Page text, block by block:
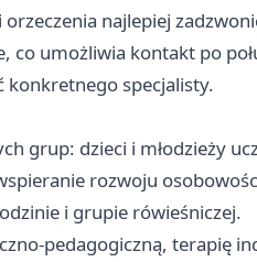
najlepiej
co umożliwia kontakt po
konkretnego specjalisty.
grup: dzieci i młodzieży
rozwoju
i grupie rówieśniczej.
pedagogiczną, terapię